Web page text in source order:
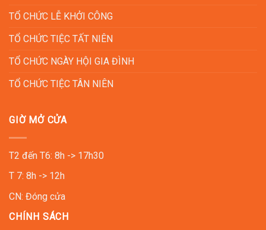
TỔ CHỨC LỄ KHỞI CÔNG
TỔ CHỨC TIỆC TẤT NIÊN
TỔ CHỨC NGÀY HỘI GIA ĐÌNH
TỔ CHỨC TIỆC TÂN NIÊN
GIỜ MỞ CỬA
T2 đến T6: 8h -> 17h30
T 7: 8h -> 12h
CN: Đóng cửa
CHÍNH SÁCH